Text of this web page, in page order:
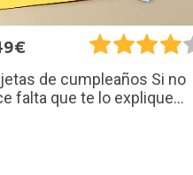
de cumpleaños Si no
falta que te lo explique...